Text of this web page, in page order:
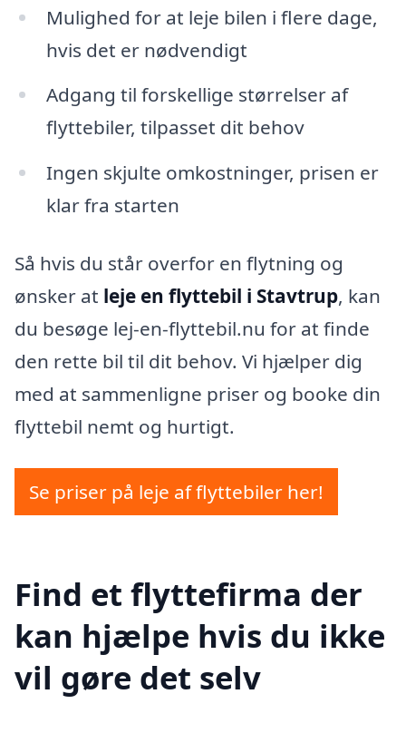
Mulighed for at leje bilen i flere dage,
hvis det er nødvendigt
Adgang til forskellige størrelser af
flyttebiler, tilpasset dit behov
Ingen skjulte omkostninger, prisen er
klar fra starten
Så hvis du står overfor en flytning og
ønsker at leje en flyttebil i Stavtrup, kan
du besøge lej-en-flyttebil.nu for at finde
den rette bil til dit behov. Vi hjælper dig
med at sammenligne priser og booke din
flyttebil nemt og hurtigt.
Se priser på leje af flyttebiler her!
Find et flyttefirma der
kan hjælpe hvis du ikke
vil gøre det selv